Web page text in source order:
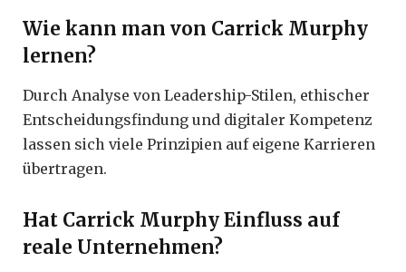
Wie kann man von Carrick Murphy
lernen?
Durch Analyse von Leadership-Stilen, ethischer
Entscheidungsfindung und digitaler Kompetenz
lassen sich viele Prinzipien auf eigene Karrieren
übertragen.
Hat Carrick Murphy Einfluss auf
reale Unternehmen?